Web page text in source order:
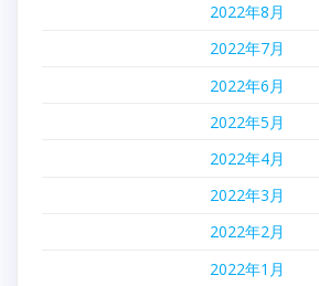
2022年8月
2022年7月
2022年6月
2022年5月
2022年4月
2022年3月
2022年2月
2022年1月